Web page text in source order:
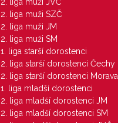
2. liga muži SZČ
2. liga muži JM
2. liga muži SM
1. liga starší dorostenci
2. liga starší dorostenci Čechy
2. liga starší dorostenci Morava
1. liga mladší dorostenci
2. liga mladší dorostenci JM
2. liga mladší dorostenci SM